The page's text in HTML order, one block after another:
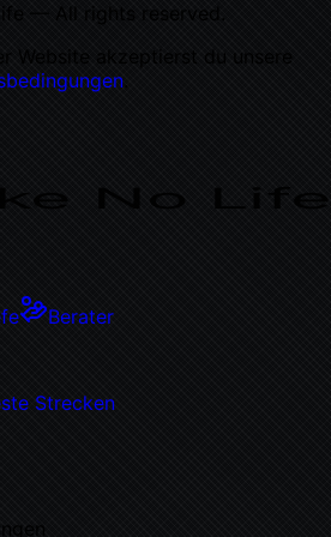
— All rights reserved.
Website akzeptierst du unsere
.
Berater
Strecken